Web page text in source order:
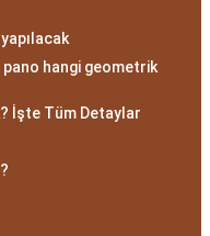
pano hangi geometrik
İşte Tüm Detaylar